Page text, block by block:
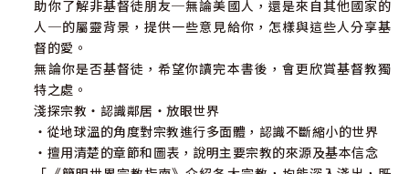
助你了解非基督徒朋友─無論美國人，還是來自其他國家的
人─的屬靈背景，提供一些意見給你，怎樣與這些人分享基
督的愛。
無論你是否基督徒，希望你讀完本書後，會更欣賞基督教獨
特之處。
淺探宗教‧認識鄰居‧放眼世界
‧從地球溫的角度對宗教進行多面體，認識不斷縮小的世界
‧擅用清楚的章節和圖表，說明主要宗教的來源及基本信念